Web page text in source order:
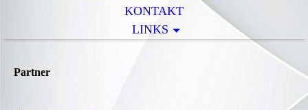
KONTAKT
LINKS
Partner